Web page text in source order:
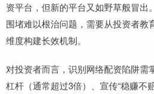
资平台，但新的平台又如野草般冒出
围堵难以根治问题，需要从投资者教
维度构建长效机制。
对投资者而言，识别网络配资陷阱需
杠杆（通常超过3倍）、宣传“稳赚不